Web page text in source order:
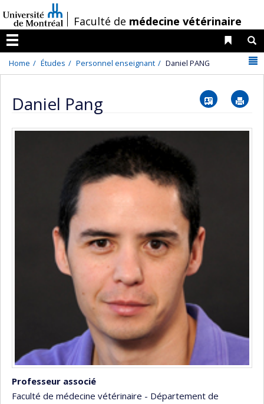
au
contenu
/Faculté de médecine vétérinaire
Menu
Liens
Home Études Personnel enseignant Daniel PANG
Daniel Pang Vcard
Professeur associé
Faculté de médecine vétérinaire - Département de